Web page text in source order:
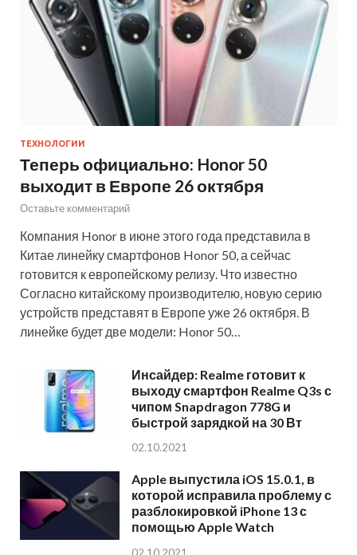
ТЕХНОЛОГИИ
Теперь официально: Honor 50
выходит в Европе 26 октября
Оставьте комментарий
Компания Honor в июне этого года представила в
Китае линейку смартфонов Honor 50, а сейчас
готовится к европейскому релизу. Что известно
Согласно китайскому производителю, новую серию
устройств представят в Европе уже 26 октября. В
линейке будет две модели: Honor 50…
Инсайдер: Realme готовит к
выходу смартфон Realme Q3s с
чипом Snapdragon 778G и
быстрой зарядкой на 30 Вт
02.10.2021
Apple выпустила iOS 15.0.1, в
которой исправила проблему с
разблокировкой iPhone 13 с
помощью Apple Watch